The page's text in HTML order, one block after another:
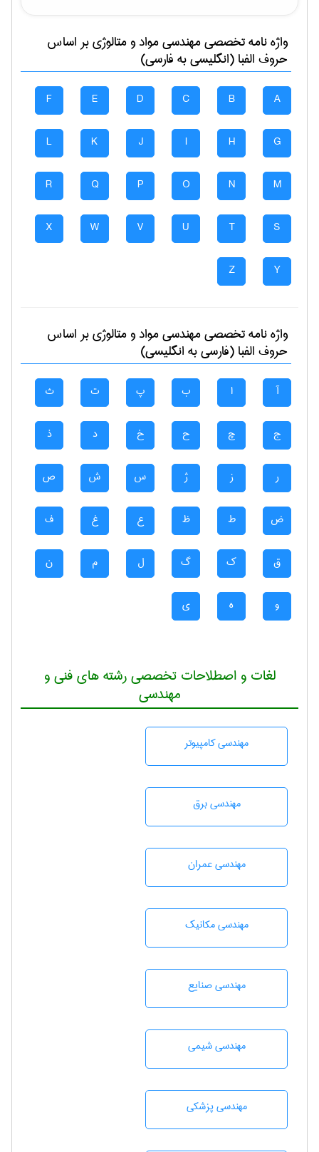
واژه نامه تخصصیمهندسی مواد و متالوژیبر اساس
حروف الفبا (انگلیسی به فارسی)
A
B
C
D
E
F
G
H
I
J
K
L
M
N
O
P
Q
R
S
T
U
V
W
X
Y
Z
واژه نامه تخصصیمهندسی مواد و متالوژیبر اساس
حروف الفبا (فارسی به انگلیسی)
آ ا ب پ ت ث
ج چ ح خ د ذ
ر ز ژ س ش ص
ض ط ظ ع غ ف
ق ک گ ل م ن
و ه ی
لغات و اصطلاحات تخصصی رشته های فنی و
مهندسی
مهندسی كامپيوتر
مهندسی برق
مهندسی عمران
مهندسی مکانیک
مهندسی صنايع
مهندسي شيمی
مهندسی پزشکی